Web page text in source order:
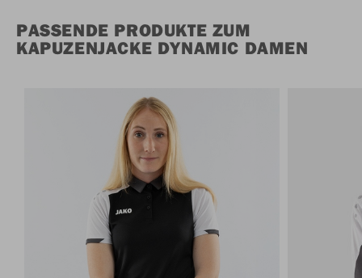
PASSENDE PRODUKTE ZUM
KAPUZENJACKE DYNAMIC DAMEN